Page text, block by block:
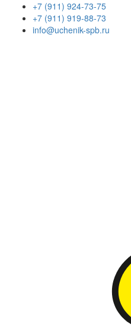
+7 (911) 924-73-75
+7 (911) 919-88-73
info@uchenik-spb.ru